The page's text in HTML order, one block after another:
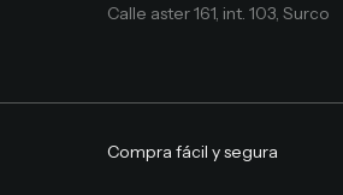
Calle aster 161, int. 103, Surco
Compra fácil y segura